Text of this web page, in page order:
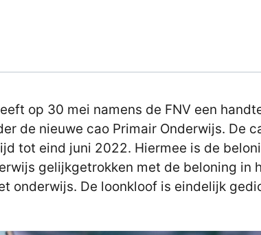
op 30 mei namens de FNV een
de nieuwe cao Primair Onderwijs. De
tot eind juni 2022. Hiermee is de
gelijkgetrokken met de beloning in
onderwijs. De loonkloof is eindelijk